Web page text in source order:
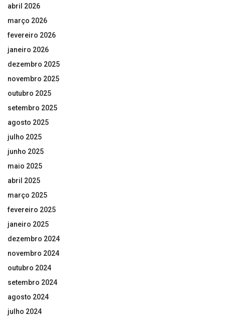
abril 2026
março 2026
fevereiro 2026
janeiro 2026
dezembro 2025
novembro 2025
outubro 2025
setembro 2025
agosto 2025
julho 2025
junho 2025
maio 2025
abril 2025
março 2025
fevereiro 2025
janeiro 2025
dezembro 2024
novembro 2024
outubro 2024
setembro 2024
agosto 2024
julho 2024